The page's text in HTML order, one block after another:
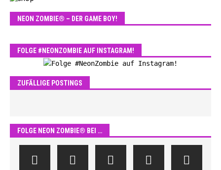
NEON ZOMBIE® – DER GAME BOY!
FOLGE #NEONZOMBIE AUF INSTAGRAM!
ZUFÄLLIGE POSTINGS
FOLGE NEON ZOMBIE® BEI …